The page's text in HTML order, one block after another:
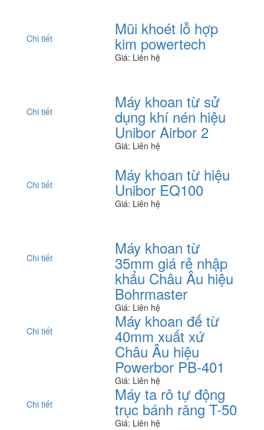
60 đ...
Máy khoan đế từ 40mm xuất xứ Châu Âu hiệu Powerbor
PB-401...
Máy khoan cần 32mm đài loan hiệu TaiLift TPR-720A
Máy khoan đế từ kèm ta rô hiệu Raptor Element 75
Máy khoan từ hiệu Powerbor PB32, Máy khoan đế từ
Mũi khoét lỗ răng cưa
Mũi khoét lỗ hợp kim 30mm
Mũi khoét lỗ hợp
kim powertech
Giá: Liên hệ
Chi tiết
Máy khoan từ sử
dụng khí nén hiệu
Unibor Airbor 2
Giá: Liên hệ
Chi tiết
Máy khoan từ hiệu
Unibor EQ100
Giá: Liên hệ
Chi tiết
Máy khoan từ
35mm giá rẻ nhập
khẩu Châu Âu hiệu
Bohrmaster
Giá: Liên hệ
Chi tiết
Máy khoan đế từ
40mm xuất xứ
Châu Âu hiệu
Powerbor PB-401
Giá: Liên hệ
Chi tiết
Máy ta rô tự động
trục bánh răng T-50
Giá: Liên hệ
Chi tiết